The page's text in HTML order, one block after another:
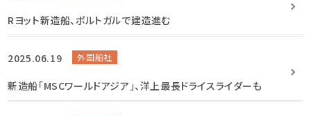
Rヨット新造船、ポルトガルで建造進む
2025.06.19 外国船社
新造船「MSCワールドアジア」、洋上最長ドライスライダーも